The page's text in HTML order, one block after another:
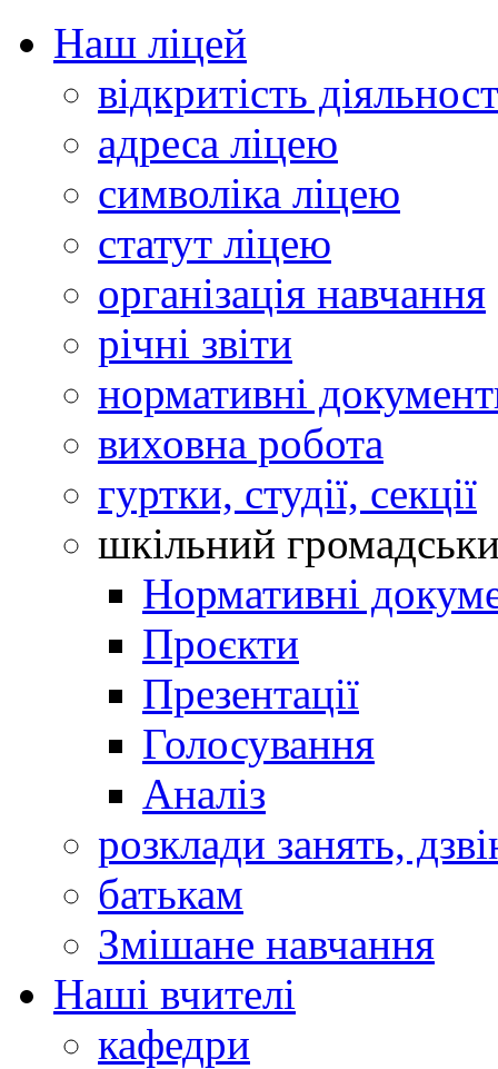
Наш ліцей
відкритість
адреса ліцею
символіка ліцею
статут ліцею
організація навчання
річні звіти
нормативні
виховна робота
гуртки, студії, секції
шкільний
Нормативні
Проєкти
Презентації
Голосування
Аналіз
розклади занять,
батькам
Змішане навчання
Наші вчителі
кафедри